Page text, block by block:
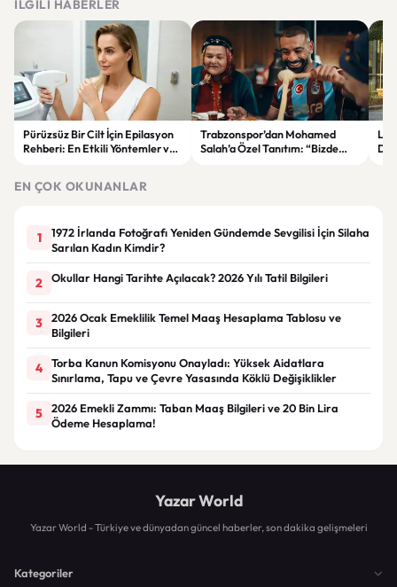
İLGILI HABERLER
Pürüzsüz Bir Cilt İçin Epilasyon
Rehberi: En Etkili Yöntemler ve
Trabzonspor’dan Mohamed
Salah’a Özel Tanıtım: “Bizde
EN ÇOK OKUNANLAR
1
1972 İrlanda Fotoğrafı Yeniden Gündemde Sevgilisi İçin Silaha
Sarılan Kadın Kimdir?
2 Okullar Hangi Tarihte Açılacak? 2026 Yılı Tatil Bilgileri
3
2026 Ocak Emeklilik Temel Maaş Hesaplama Tablosu ve
Bilgileri
4
Torba Kanun Komisyonu Onayladı: Yüksek Aidatlara
Sınırlama, Tapu ve Çevre Yasasında Köklü Değişiklikler
5
2026 Emekli Zammı: Taban Maaş Bilgileri ve 20 Bin Lira
Ödeme Hesaplama!
Yazar World
Yazar World - Türkiye ve dünyadan güncel haberler, son dakika gelişmeleri
Kategoriler